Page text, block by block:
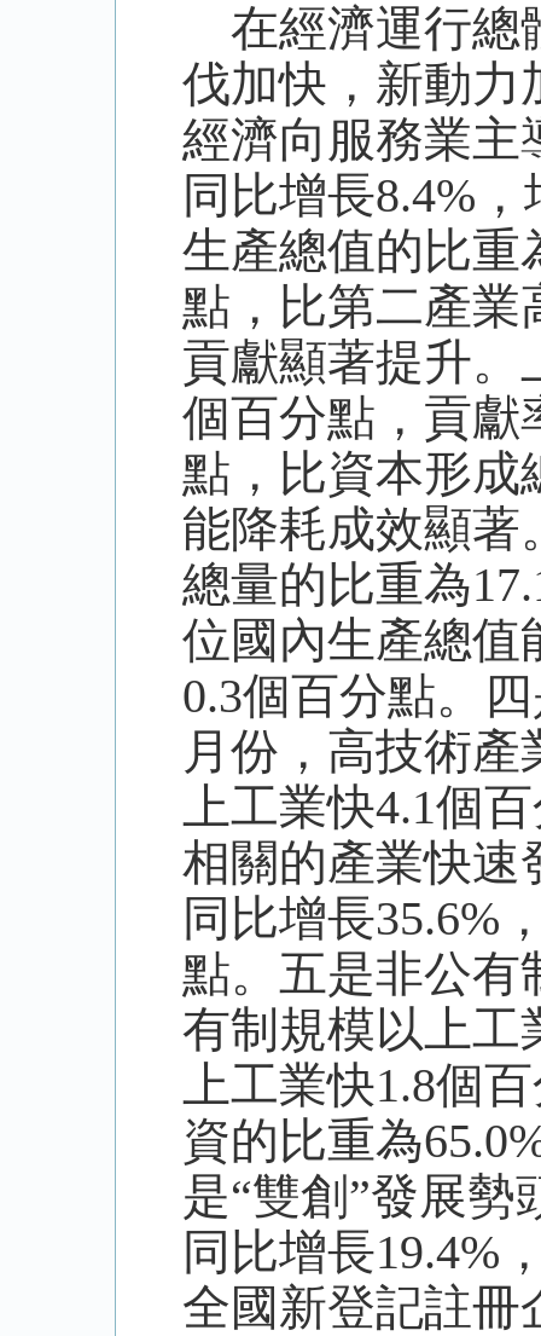
在經濟運行總
伐加快，新動力
經濟向服務業主
同比增長8.4%
生產總值的比重
點，比第二產業
貢獻顯著提升。
個百分點，貢獻
點，比資本形成
能降耗成效顯著
總量的比重為
位國內生產總值
0.3個百分點。
月份，高技術產
上工業快4.1個
相關的產業快
同比增長35.6%
點。五是非公
有制規模以上工
上工業快1.8個
資的比重為
是“雙創”發展
同比增長19.4%
全國新登記註冊